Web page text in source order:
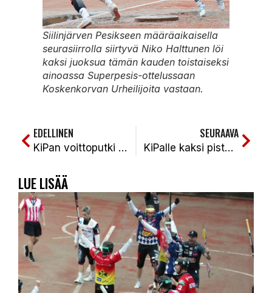
Siilinjärven Pesikseen määräaikaisella
seurasiirrolla siirtyvä Niko Halttunen löi
kaksi juoksua tämän kauden toistaiseksi
ainoassa Superpesis-ottelussaan
Koskenkorvan Urheilijoita vastaan.
EDELLINEN
KiPan voittoputki jo viiden ottelun mittainen. KiPa-PattU 2-1k (2-0, 2-3, 3-2k)
SEURAAVA
KiPalle kaksi pistettä Etelä-Pohjanmaan tuplareissulta
LUE LISÄÄ